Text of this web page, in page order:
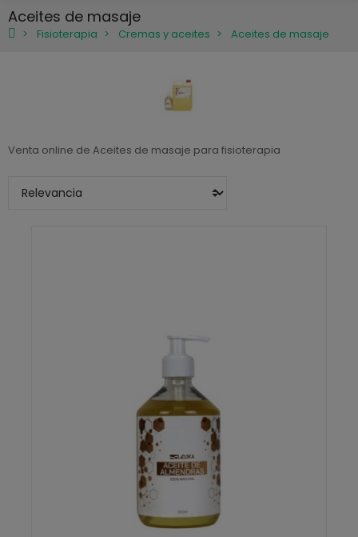
Aceites de masaje
Fisioterapia Cremas y aceites Aceites de masaje
Venta online de Aceites de masaje para fisioterapia